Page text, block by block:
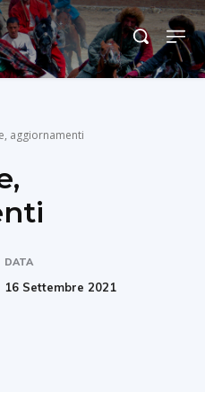
aggiornamenti
DATA
16 Settembre 2021